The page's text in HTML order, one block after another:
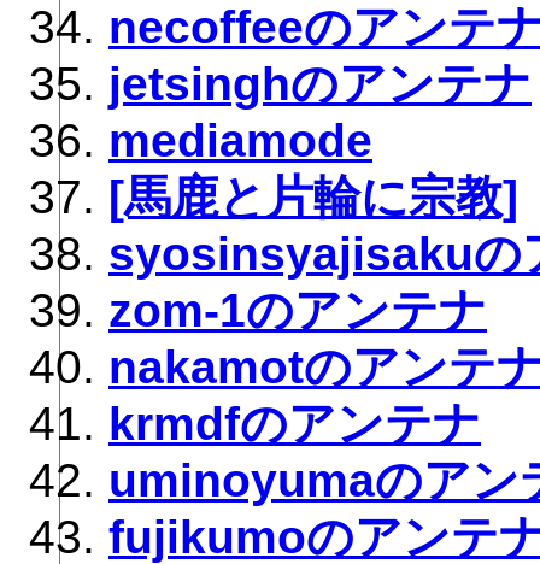
necoffeeのアンテ
jetsinghのアンテナ
mediamode
[馬鹿と片輪に宗教]
syosinsyajisakuの
zom-1のアンテナ
nakamotのアンテ
krmdfのアンテナ
uminoyumaのアン
fujikumoのアンテ